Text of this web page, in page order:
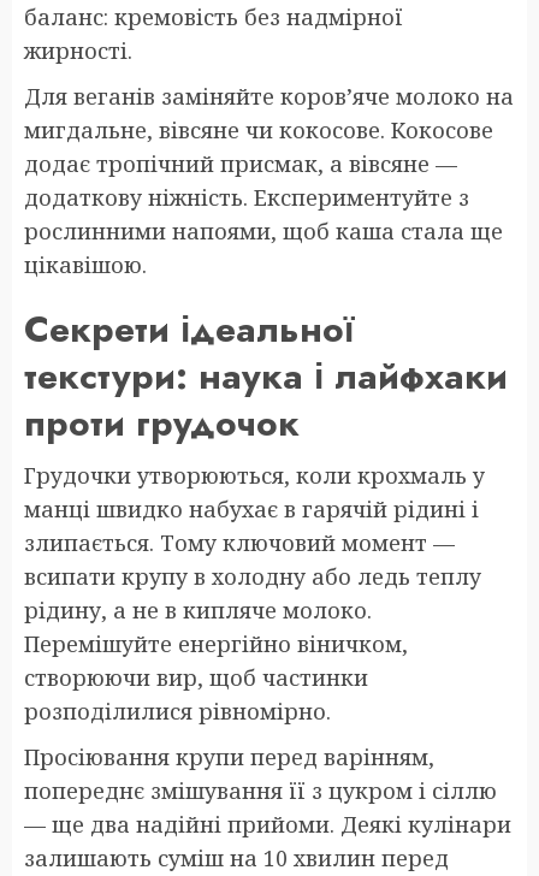
баланс: кремовість без надмірної
жирності.
Для веганів заміняйте коров’яче молоко на
мигдальне, вівсяне чи кокосове. Кокосове
додає тропічний присмак, а вівсяне —
додаткову ніжність. Експериментуйте з
рослинними напоями, щоб каша стала ще
цікавішою.
Секрети ідеальної
текстури: наука і лайфхаки
проти грудочок
Грудочки утворюються, коли крохмаль у
манці швидко набухає в гарячій рідині і
злипається. Тому ключовий момент —
всипати крупу в холодну або ледь теплу
рідину, а не в кипляче молоко.
Перемішуйте енергійно віничком,
створюючи вир, щоб частинки
розподілилися рівномірно.
Просіювання крупи перед варінням,
попереднє змішування її з цукром і сіллю
— ще два надійні прийоми. Деякі кулінари
залишають суміш на 10 хвилин перед